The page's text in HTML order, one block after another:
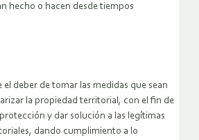
hecho o hacen desde tiempos
deber de tomar las medidas que sean
la propiedad territorial, con el fin de
y dar solución a las legítimas
dando cumplimiento a lo